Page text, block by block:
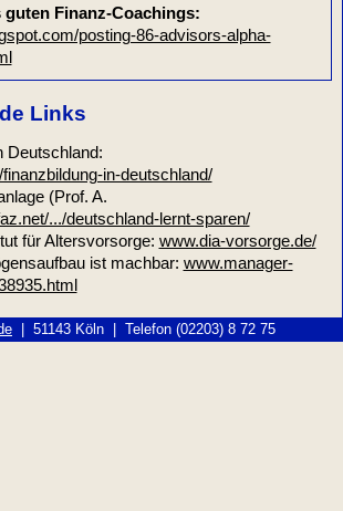
guten Finanz-Coachings:
posting-86-advisors-alpha-
Links
Deutschland:
in-deutschland/
(Prof. A.
.../deutschland-lernt-sparen/
für Altersvorsorge: www.dia-vorsorge.de/
ist machbar: www.manager-
| 51143 Köln | Telefon (02203) 8 72 75